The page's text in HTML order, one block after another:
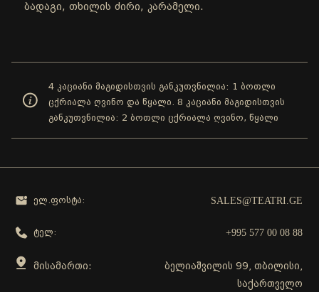
ბადაგი, თხილის ძირი, კარამელი.
4 კაციანი მაგიდისთვის განკუთვნილია: 1 ბოთლი
ცქრიალა ღვინო და წყალი. 8 კაციანი მაგიდისთვის
განკუთვნილია: 2 ბოთლი ცქრიალა ღვინო, წყალი
ელ.ფოსტა: SALES@TEATRI.GE
ტელ: +995 577 00 08 88
მისამართი:
ბელიაშვილის 99, თბილისი,
საქართველო